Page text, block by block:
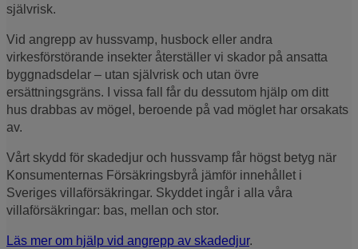
självrisk.
Vid angrepp av hussvamp, husbock eller andra
virkesförstörande insekter återställer vi skador på ansatta
byggnadsdelar – utan självrisk och utan övre
ersättningsgräns. I vissa fall får du dessutom hjälp om ditt
hus drabbas av mögel, beroende på vad möglet har orsakats
av.
Vårt skydd för skadedjur och hussvamp får högst betyg när
Konsumenternas Försäkringsbyrå jämför innehållet i
Sveriges villaförsäkringar. Skyddet ingår i alla våra
villaförsäkringar: bas, mellan och stor.
Läs mer om hjälp vid angrepp av skadedjur.